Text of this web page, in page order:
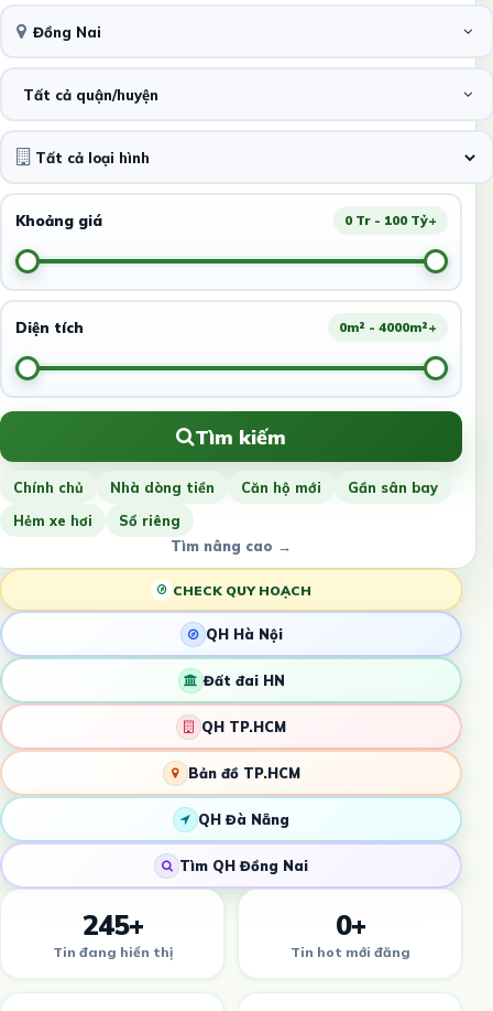
Đồng Nai
Tất cả quận/huyện
Khoảng giá 0 Tr - 100 Tỷ+
Diện tích 0m² - 4000m²+
Tìm kiếm
Chính chủ Nhà dòng tiền Căn hộ mới
Gần sân bay
Hẻm xe hơi
Sổ riêng
Tìm nâng cao →
CHECK QUY HOẠCH
QH Hà Nội
Đất đai HN
QH TP.HCM
Bản đồ TP.HCM
QH Đà Nẵng
Tìm QH Đồng Nai
245+
Tin đang hiển thị
0+
Tin hot mới đăng